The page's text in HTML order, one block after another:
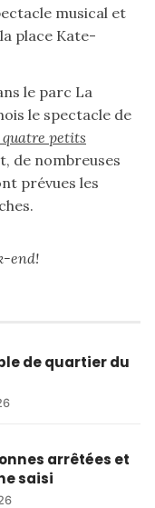
musical et
place Kate-
le parc La
le spectacle de
quatre petits
de nombreuses
prévues les
end!
de quartier du
arrêtées et
saisi